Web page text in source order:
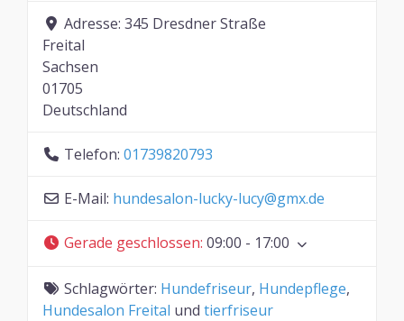
Adresse: 345 Dresdner Straße
Freital
Sachsen
01705
Deutschland
Telefon: 01739820793
E-Mail: hundesalon-lucky-lucy@gmx.de
Gerade geschlossen: 09:00 - 17:00
Schlagwörter: Hundefriseur, Hundepflege,
Hundesalon Freital und tierfriseur